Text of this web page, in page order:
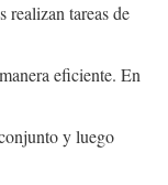
realizan tareas de
eficiente. En
y luego